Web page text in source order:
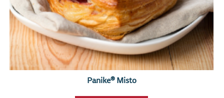
Panike® Misto